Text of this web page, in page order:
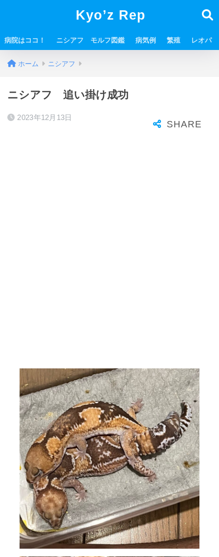
Kyo’z Rep
病院はココ！ ニシアフ モルフ図鑑 病気例 繁殖 レオパ
ホーム ニシアフ
ニシアフ 追い掛け成功
2023年12月13日